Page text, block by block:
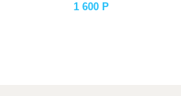
1 600 Р